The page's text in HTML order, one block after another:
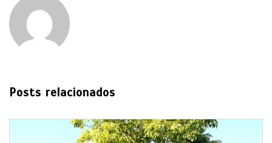
Posts relacionados